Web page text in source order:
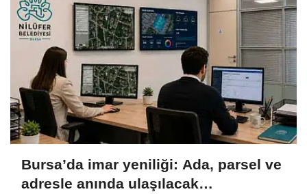
Bursa’da imar yeniliği: Ada, parsel ve
adresle anında ulaşılacak…